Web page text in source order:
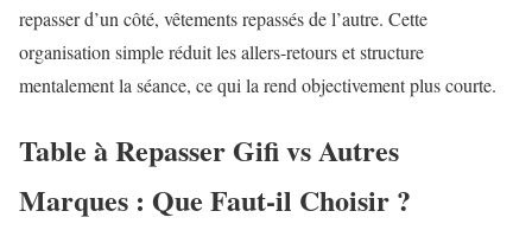
repasser d’un côté, vêtements repassés de l’autre. Cette
organisation simple réduit les allers-retours et structure
mentalement la séance, ce qui la rend objectivement plus courte.
Table à Repasser Gifi vs Autres
Marques : Que Faut-il Choisir ?